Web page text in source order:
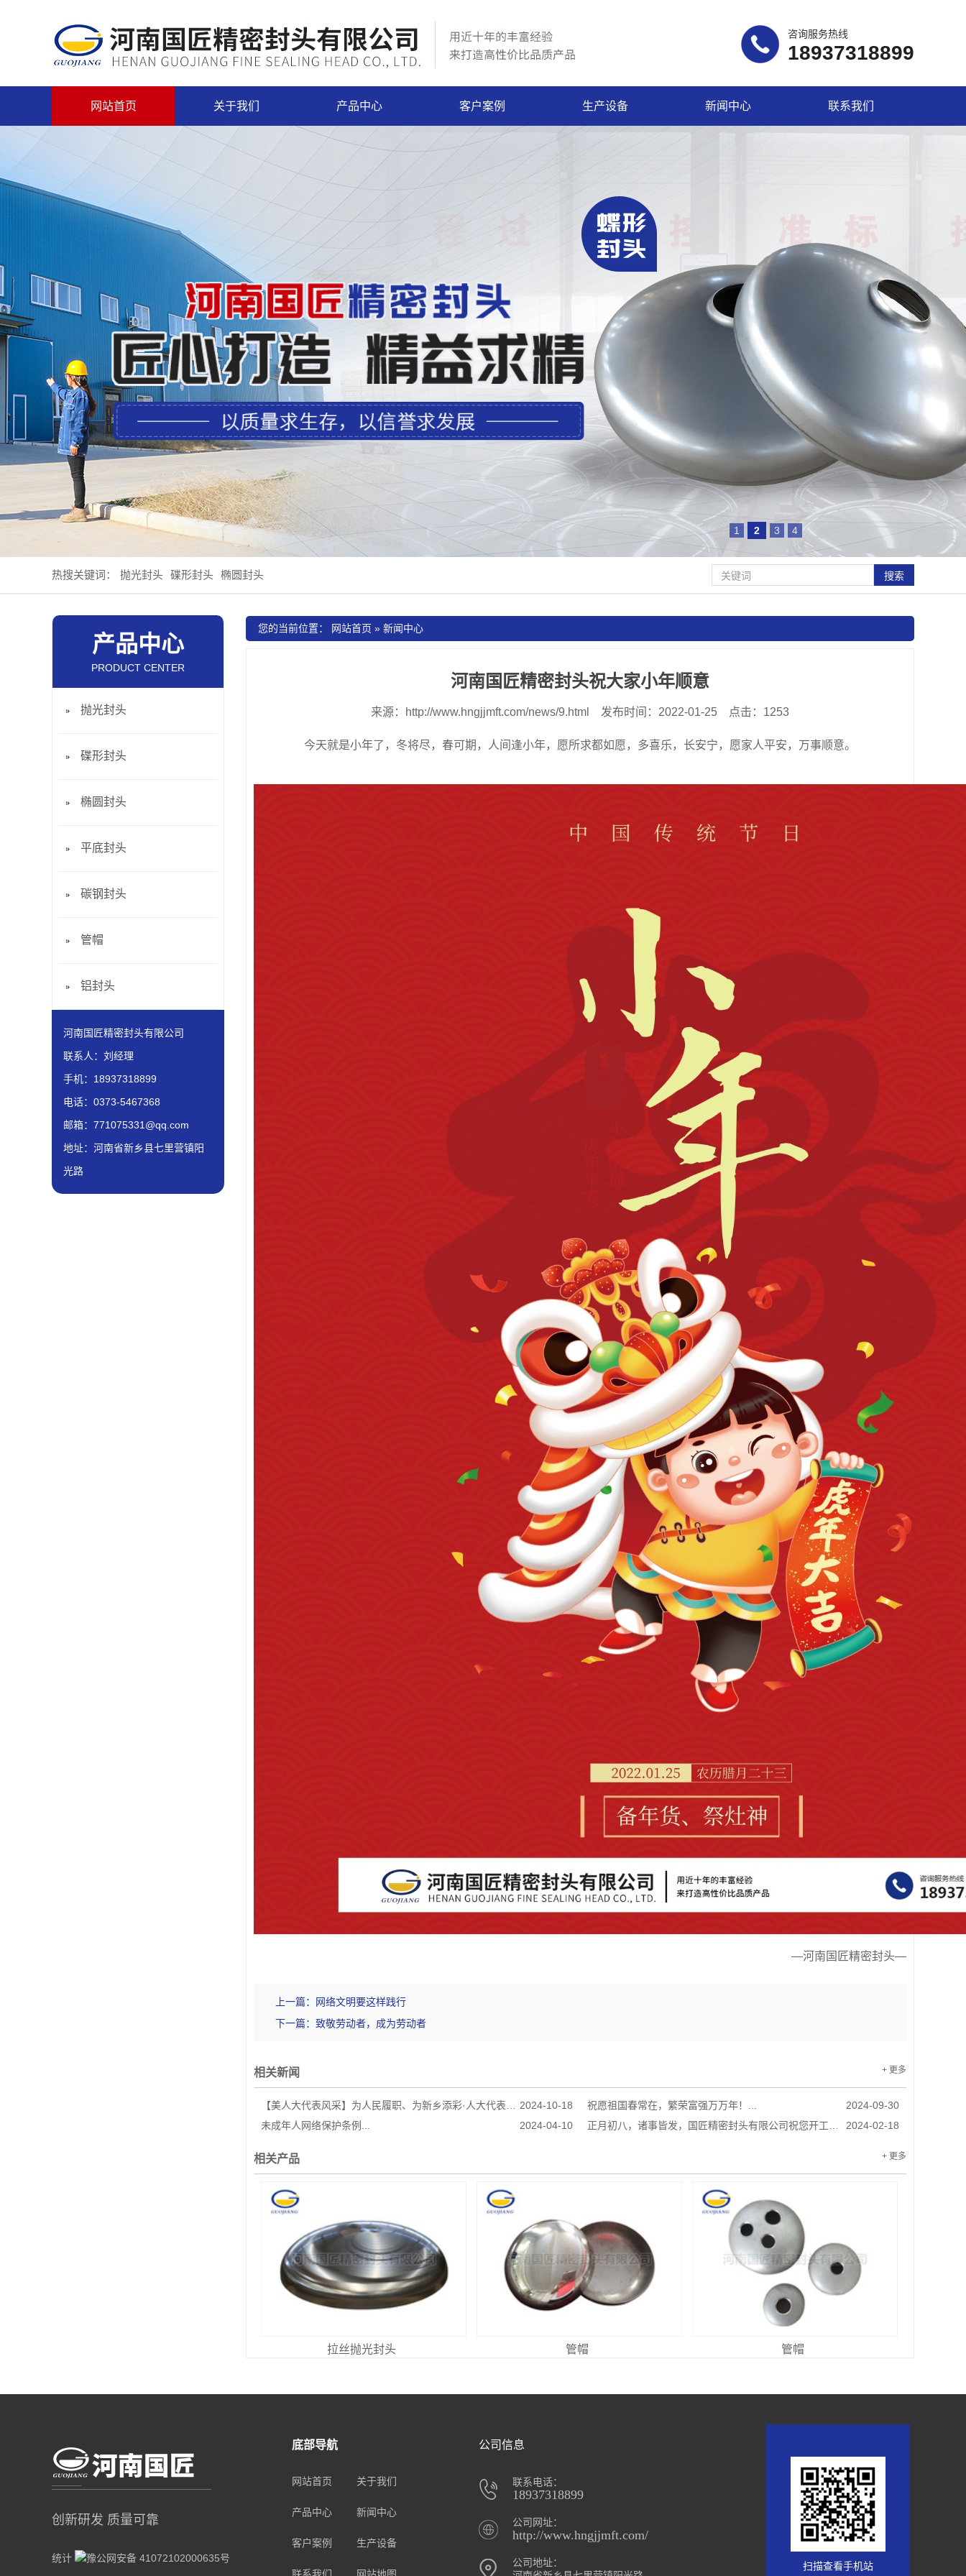
咨询服务热线
18937318899
网站首页 关于我们 产品中心 客户案例 生产设备 新闻中心 联系我们
1 2 3 4
热搜关键词： 抛光封头 碟形封头 椭圆封头
您的当前位置： 网站首页 » 新闻中心
河南国匠精密封头祝大家小年顺意
来源： http://www.hngjjmft.com/news/9.html 发布时间：2022-01-25 点击：1253
今天就是小年了，冬将尽，春可期，人间逢小年，愿所求都如愿，多喜乐，长安宁，愿家人平安，万事顺意。
—河南国匠精密封头—
上一篇：
网络文明要这样践行
下一篇： 致敬劳动者，成为劳动者
相关新闻 + 更多
2024-10-18
【美人大代表风采】为人民履职、为新乡添彩·人大代表在行动-新乡县人大代表刘海龙... 2024-09-30
祝愿祖国春常在，繁荣富强万万年！...
2024-04-10
未成年人网络保护条例... 2024-02-18
正月初八，诸事皆发，国匠精密封头有限公司祝您开工大吉...
相关产品 + 更多
拉丝抛光封头 管帽 管帽
产品中心
PRODUCT CENTER
抛光封头
碟形封头
椭圆封头
平底封头
碳钢封头
管帽
铝封头
河南国匠精密封头有限公司
联系人：刘经理
手机：18937318899
电话：0373-5467368
邮箱：771075331@qq.com
地址：河南省新乡县七里营镇阳
光路
创新研发 质量可靠
统计 豫公网安备 41072102000635号
底部导航
网站首页 关于我们
产品中心 新闻中心
客户案例 生产设备
公司信息
联系电话：
18937318899
公司网址：
http://www.hngjjmft.com/
公司地址：
扫描查看手机站